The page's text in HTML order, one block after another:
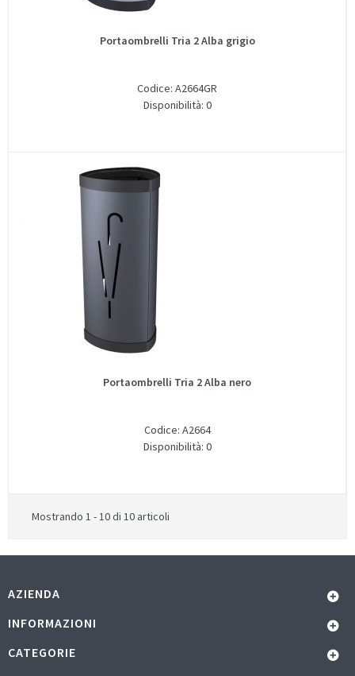
Portaombrelli Tria 2 Alba grigio
Codice: A2664GR
Disponibilità: 0
Portaombrelli Tria 2 Alba nero
Codice: A2664
Disponibilità: 0
Mostrando 1 - 10 di 10 articoli
AZIENDA
INFORMAZIONI
CATEGORIE